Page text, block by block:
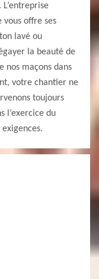
vous offre ses
lavé ou
la beauté de
nos maçons dans
votre chantier ne
toujours
l’exercice du